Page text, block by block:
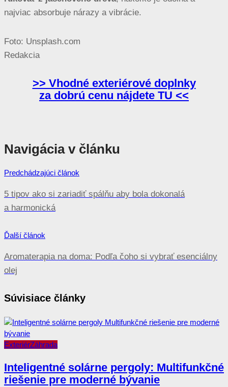
najviac absorbuje nárazy a vibrácie.
Foto: Unsplash.com
Redakcia
>> Vhodné exteriérové doplnky
za dobrú cenu nájdete TU <<
Navigácia v článku
Predchádzajúci článok
5 tipov ako si zariadiť spálňu aby bola dokonalá
a harmonická
Ďalší článok
Aromaterapia na doma: Podľa čoho si vybrať esenciálny
olej
Súvisiace články
ExteriérZáhrada
Inteligentné solárne pergoly: Multifunkčné
riešenie pre moderné bývanie